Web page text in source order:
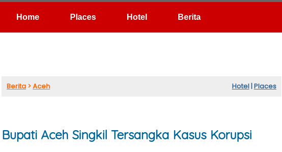
Places Hotel Berita
Berita >Aceh Hotel|Places
Bupati Aceh Singkil Tersangka Kasus Korupsi